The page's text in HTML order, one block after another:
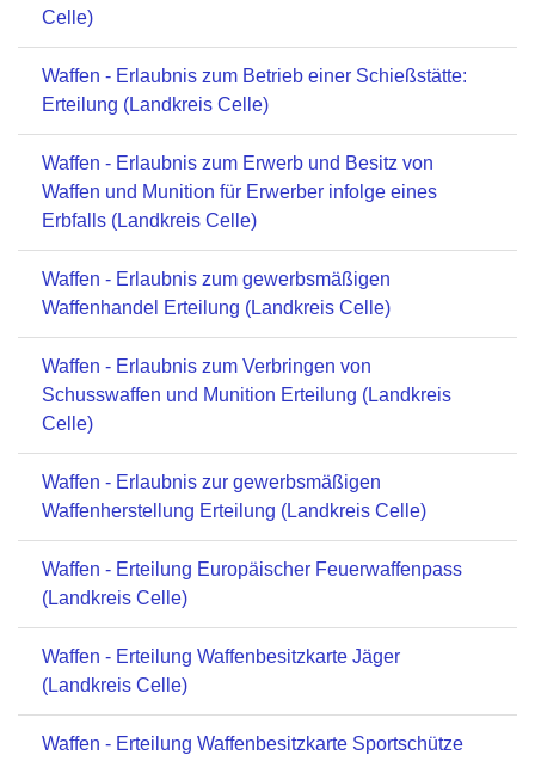
Celle)
Waffen - Erlaubnis zum Betrieb einer Schießstätte:
Erteilung (Landkreis Celle)
Waffen - Erlaubnis zum Erwerb und Besitz von
Waffen und Munition für Erwerber infolge eines
Erbfalls (Landkreis Celle)
Waffen - Erlaubnis zum gewerbsmäßigen
Waffenhandel Erteilung (Landkreis Celle)
Waffen - Erlaubnis zum Verbringen von
Schusswaffen und Munition Erteilung (Landkreis
Celle)
Waffen - Erlaubnis zur gewerbsmäßigen
Waffenherstellung Erteilung (Landkreis Celle)
Waffen - Erteilung Europäischer Feuerwaffenpass
(Landkreis Celle)
Waffen - Erteilung Waffenbesitzkarte Jäger
(Landkreis Celle)
Waffen - Erteilung Waffenbesitzkarte Sportschütze